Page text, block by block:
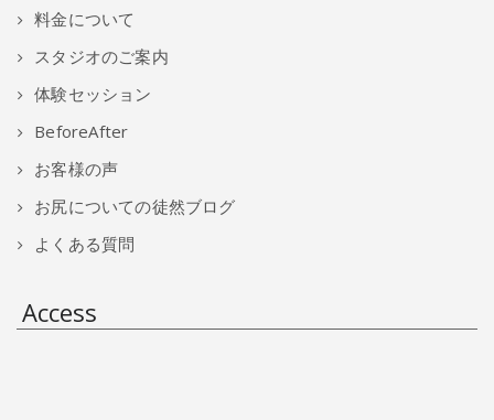
料金について
スタジオのご案内
体験セッション
BeforeAfter
お客様の声
お尻についての徒然ブログ
よくある質問
Access